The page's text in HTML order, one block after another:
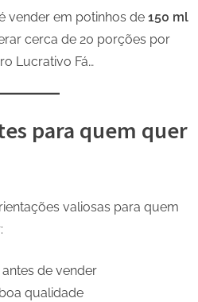
vender em potinhos de 150 ml
cerca de 20 porções por
Lucrativo Fá…
para quem quer
valiosas para quem
de vender
qualidade